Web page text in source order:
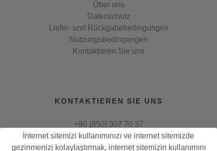
Über uns
Datenschutz
Liefer- und Rückgabebedingungen
Nutzungsbedingungen
Kontaktieren Sie uns
KONTAKTIEREN SIE UNS
+90 (850) 307 70 37
fonri@fonri.com
İnternet sitemizi kullanımınızı ve internet sitemizde
gezinmenizi kolaylaştırmak, internet sitemizin kullanımını